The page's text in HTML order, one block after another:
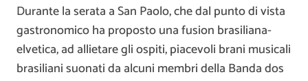
Durante la serata a San Paolo, che dal punto di vista
gastronomico ha proposto una fusion brasiliana-
elvetica, ad allietare gli ospiti, piacevoli brani musicali
brasiliani suonati da alcuni membri della Banda dos